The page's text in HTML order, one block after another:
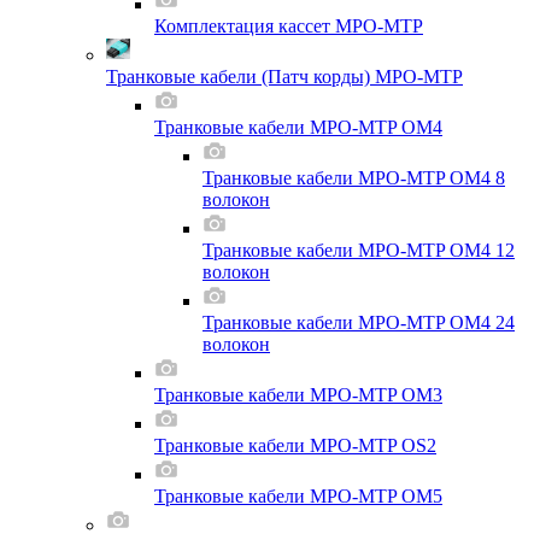
Комплектация кассет MPO-MTP
Транковые кабели (Патч корды) MPO-MTP
Транковые кабели MPO-MTP OM4
Транковые кабели MPO-MTP OM4 8
волокон
Транковые кабели MPO-MTP OM4 12
волокон
Транковые кабели MPO-MTP OM4 24
волокон
Транковые кабели MPO-MTP OM3
Транковые кабели MPO-MTP OS2
Транковые кабели MPO-MTP OM5